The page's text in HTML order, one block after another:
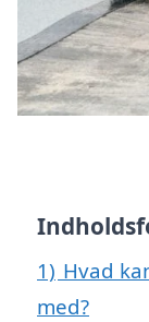
1) Hvad
med?